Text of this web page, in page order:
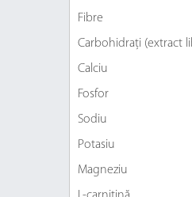
Fibre
Carbohidrați (extract
Calciu
Fosfor
Sodiu
Potasiu
Magneziu